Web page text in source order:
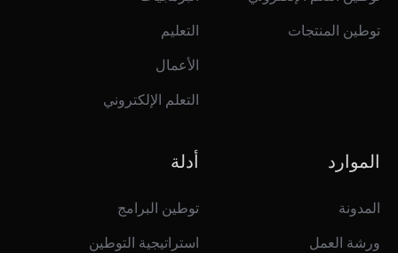
توطين المنتجات التعليم
الأعمال
التعلم الإلكتروني
الموارد
المدونة
ورشة العمل
أدلة
توطين البرامج
استراتيجية التوطين